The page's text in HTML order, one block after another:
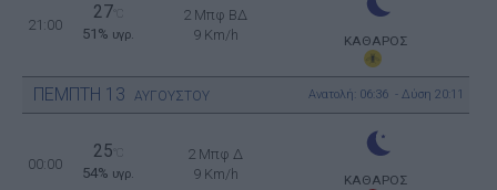
21:00
27
51% υγρ.
2 Μπφ ΒΔ
9 Km/h
ΚΑΘΑΡΟΣ
ΠΕΜΠΤΗ 13 ΑΥΓΟΥΣΤΟΥ Ανατολή: 06:36 - Δύση 20:11
00:00
25
54% υγρ.
2 Μπφ Δ
9 Km/h
ΚΑΘΑΡΟΣ